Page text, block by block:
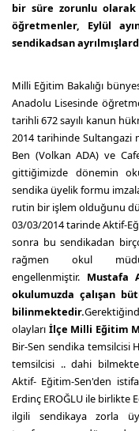
bir süre zorunlu
öğretmenler, Eylül
sendikadsan
Milli Eğitim Bakalığı
Anadolu Lisesinde
tarihli 672 sayılı kanun
2014 tarihinde Sultangazi
Ben (Volkan ADA) ve
gittiğimizde dönemin
sendika üyelik formu
rutin bir işlem olduğunu
03/03/2014 tarinde Aktif-
sonra bu sendikadan
rağmen okul
engellenmiştir. Mustafa
okulumuzda çalışan
bilinmektedir.
olayları İlçe Milli Eğitim
Bir-Sen sendika temsilcisi
temsilcisi .. dahi
Aktif- Eğitim-Sen'den
Erdinç EROĞLU ile birlikte
ilgili sendikaya zorla